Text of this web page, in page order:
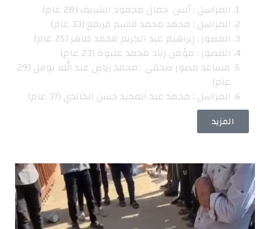
المراسل : أنس جمال محمود الشريف (28 عام)
المراسل : محمد محمد قاسم قريقع (33 عام)
المصور : إبراهيم عبد الكريم محمد ظاهر (25 عام)
المصور : مؤمن زياد محمد عليوة (23 عام)
مساعد مصور صحفي :محمد رياض عبد الله نوفل (29
عام)
المراسل : محمد عبد المجيد حسن الخالدي (37 عام)
المزيد